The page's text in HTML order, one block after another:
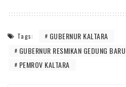
Tags:
GUBERNUR KALTARA
GUBERNUR RESMIKAN GEDUNG
PEMROV KALTARA